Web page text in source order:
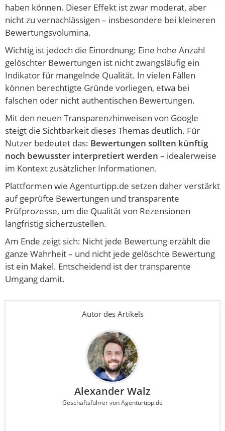
haben können. Dieser Effekt ist zwar moderat, aber
nicht zu vernachlässigen – insbesondere bei kleineren
Bewertungsvolumina.
Wichtig ist jedoch die Einordnung: Eine hohe Anzahl
gelöschter Bewertungen ist nicht zwangsläufig ein
Indikator für mangelnde Qualität. In vielen Fällen
können berechtigte Gründe vorliegen, etwa bei
falschen oder nicht authentischen Bewertungen.
Mit den neuen Transparenzhinweisen von Google
steigt die Sichtbarkeit dieses Themas deutlich. Für
Nutzer bedeutet das: Bewertungen sollten künftig
noch bewusster interpretiert werden – idealerweise
im Kontext zusätzlicher Informationen.
Plattformen wie Agenturtipp.de setzen daher verstärkt
auf geprüfte Bewertungen und transparente
Prüfprozesse, um die Qualität von Rezensionen
langfristig sicherzustellen.
Am Ende zeigt sich: Nicht jede Bewertung erzählt die
ganze Wahrheit – und nicht jede gelöschte Bewertung
ist ein Makel. Entscheidend ist der transparente
Umgang damit.
Autor des Artikels
Alexander Walz
Geschäftsführer von Agenturtipp.de